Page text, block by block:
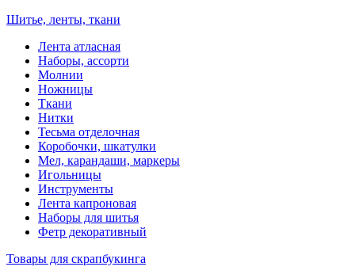
Шитье, ленты, ткани
Лента атласная
Наборы, ассорти
Молнии
Ножницы
Ткани
Нитки
Тесьма отделочная
Коробочки, шкатулки
Мел, карандаши, маркеры
Игольницы
Инструменты
Лента капроновая
Наборы для шитья
Фетр декоративный
Товары для скрапбукинга